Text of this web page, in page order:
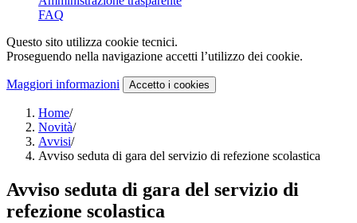
FAQ
Questo sito utilizza cookie tecnici.
Proseguendo nella navigazione accetti l’utilizzo dei cookie.
Maggiori informazioni Accetto i cookies
Home/
Novità/
Avvisi/
Avviso seduta di gara del servizio di refezione scolastica
Avviso seduta di gara del servizio di
refezione scolastica